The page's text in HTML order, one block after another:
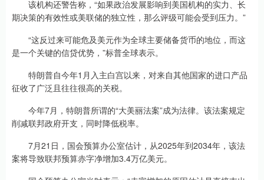
该机构还警告称，“如果政治发展影响到美国机构的实力、长
期决策的有效性或美联储的独立性，那么评级可能会受到压力。”
“这反过来可能危及美元作为全球主要储备货币的地位，而这
是一个关键的信贷优势，”标普全球表示。
特朗普自今年1月入主白宫以来，对来自其他国家的进口产品
征收了广泛且往往很高的关税。
今年7月，特朗普所谓的“大美丽法案”成为法律。该法案规定
削减联邦政府开支，同时降低税率。
7月21日，国会预算办公室估计，从2025年到2034年，该法
案将导致联邦预算赤字净增加3.4万亿美元。